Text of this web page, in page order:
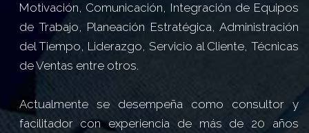
Motivación, Comunicación, Integración de Equipos
de Trabajo, Planeación Estratégica, Administración
del Tiempo, Liderazgo, Servicio al Cliente, Técnicas
de Ventas entre otros.
Actualmente se desempeña como consultor y
facilitador con experiencia de más de 20 años